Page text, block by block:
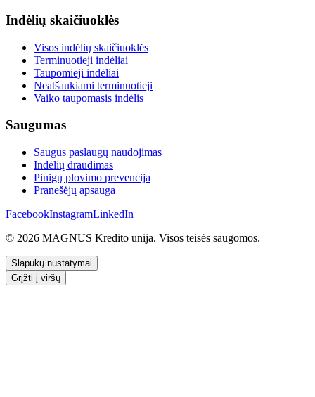
Indėlių skaičiuoklės
Visos indėlių skaičiuoklės
Terminuotieji indėliai
Taupomieji indėliai
Neatšaukiami terminuotieji
Vaiko taupomasis indėlis
Saugumas
Saugus paslaugų naudojimas
Indėlių draudimas
Pinigų plovimo prevencija
Pranešėjų apsauga
FacebookInstagramLinkedIn
© 2026 MAGNUS Kredito unija. Visos teisės saugomos.
Slapukų nustatymai
Grįžti į viršų